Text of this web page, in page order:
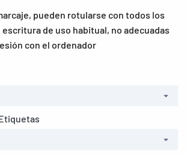
pueden rotularse con todos los
de uso habitual, no adecuadas
con el ordenador